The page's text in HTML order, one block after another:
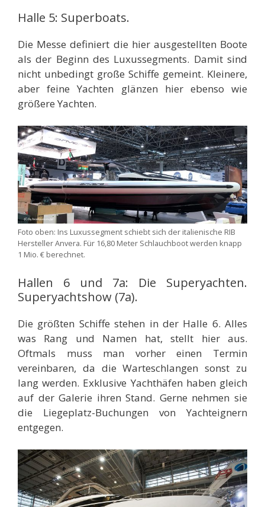
Halle 5: Superboats.
Die Messe definiert die hier ausgestellten Boote
als der Beginn des Luxussegments. Damit sind
nicht unbedingt große Schiffe gemeint. Kleinere,
aber feine Yachten glänzen hier ebenso wie
größere Yachten.
Foto oben: Ins Luxussegment schiebt sich der italienische RIB
Hersteller Anvera. Für 16,80 Meter Schlauchboot werden knapp
1 Mio. € berechnet.
Hallen 6 und 7a: Die Superyachten.
Superyachtshow (7a).
Die größten Schiffe stehen in der Halle 6. Alles
was Rang und Namen hat, stellt hier aus.
Oftmals muss man vorher einen Termin
vereinbaren, da die Warteschlangen sonst zu
lang werden. Exklusive Yachthäfen haben gleich
auf der Galerie ihren Stand. Gerne nehmen sie
die Liegeplatz-Buchungen von Yachteignern
entgegen.